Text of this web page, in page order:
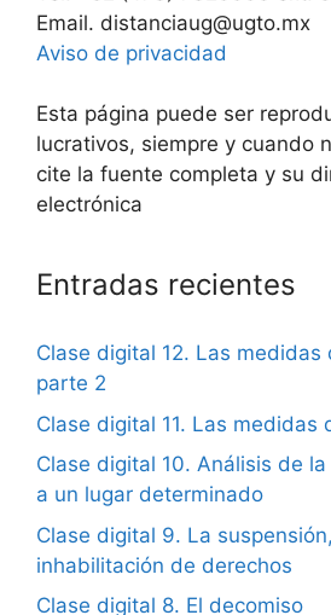
Email. distanciaug@ugto.mx
Aviso de privacidad
Esta página puede ser
lucrativos, siempre y cuando
cite la fuente completa y su
electrónica
Entradas recientes
Clase digital 12. Las medidas
parte 2
Clase digital 11. Las medidas
Clase digital 10. Análisis de
a un lugar determinado
Clase digital 9. La
inhabilitación de derechos
Clase digital 8. El decomiso